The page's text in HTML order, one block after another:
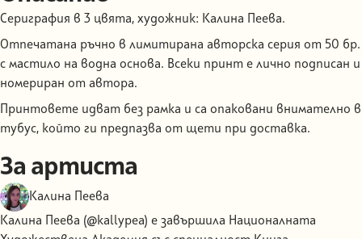
Сериграфия в 3 цвята, художник: Калина Пеева.
Отпечатана ръчно в лимитирана авторска серия от 50 бр.
с мастило на водна основа. Всеки принт е лично подписан и
номериран от автора.
Принтовете идват без рамка и са опаковани внимателно в
тубус, който ги предпазва от щети при доставка.
За артиста
Калина Пеева
Калина Пеева (@kallypea) е завършила Националната